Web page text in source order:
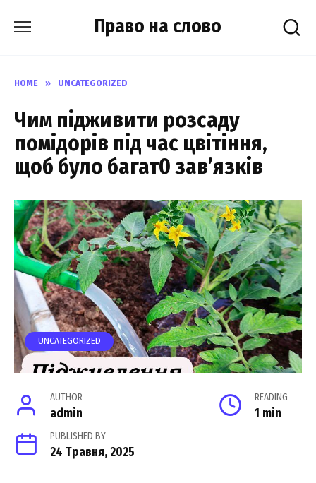
Право на слово
HOME » UNCATEGORIZED
Чим підживити розсаду
помідорів під час цвітіння,
щоб було багат0 зав’язків
UNCATEGORIZED
AUTHOR
admin
READING
1 min
PUBLISHED BY
24 Травня, 2025